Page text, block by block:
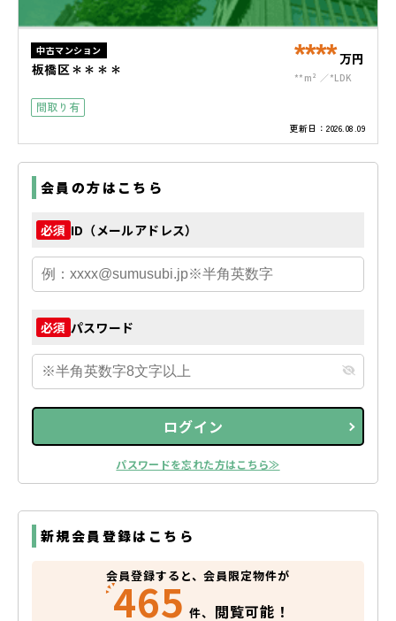
中古マンション
板橋区＊＊＊＊ ****万円
**m² *LDK
間取り有
更新日： 2026.08.09
会員の方はこちら
必須 ID（メールアドレス）
必須 パスワード
ログイン
パスワードを忘れた方はこちら≫
新規会員登録はこちら
会員登録すると、会員限定物件が
465 件、 閲覧可能！